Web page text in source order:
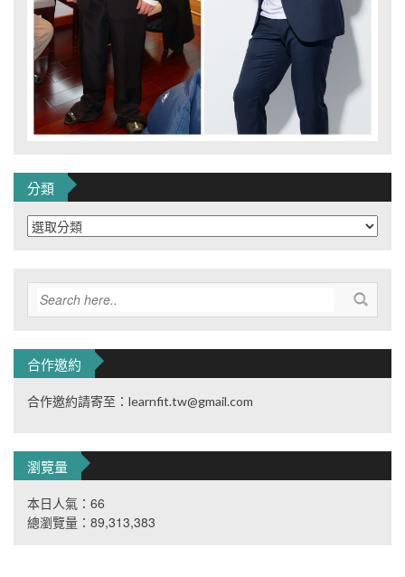
分類
分
類
合作邀約
合作邀約請寄至：learnfit.tw@gmail.com
瀏覽量
本日人氣：66
總瀏覽量：89,313,383